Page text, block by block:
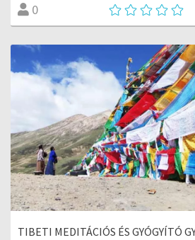
0
TIBETI MEDITÁCIÓS ÉS GYÓGYÍTÓ